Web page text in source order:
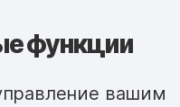
функции
вашим